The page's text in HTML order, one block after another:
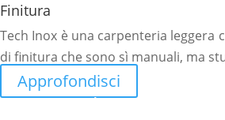
Finitura
Tech Inox è una carpenteria
di finitura che sono sì manuali, ma
Approfondisci
Contatta il nostro